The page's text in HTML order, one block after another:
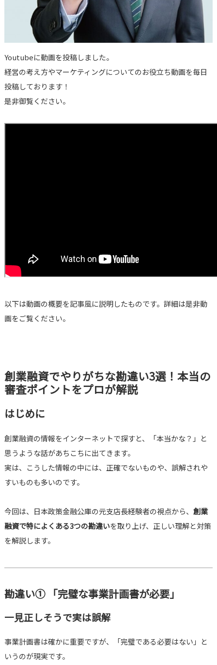
Youtubeに動画を投稿しました。
経営の考え方やマーケティングについてのお役立ち動画を毎日
投稿しております！
是非御覧ください。
以下は動画の概要を記事風に説明したものです。詳細は是非動
画をご覧ください。
創業融資でやりがちな勘違い3選！本当の
審査ポイントをプロが解説
はじめに
創業融資の情報をインターネットで探すと、「本当かな？」と
思うような話があちこちに出てきます。
実は、こうした情報の中には、正確でないものや、誤解されや
すいものも多いのです。
今回は、日本政策金融公庫の元支店長経験者の視点から、 創業
融資で特によくある3つの勘違いを取り上げ、正しい理解と対策
を解説します。
勘違い① 「完璧な事業計画書が必要」
一見正しそうで実は誤解
事業計画書は確かに重要ですが、「完璧である必要はない」と
いうのが現実です。